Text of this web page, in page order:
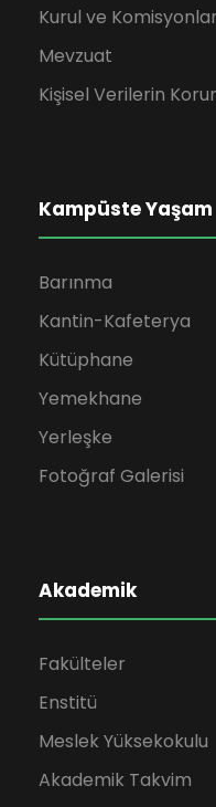
Kurul ve Komisyonlar
Mevzuat
Kişisel Verilerin
Kampüste Yaşam
Barınma
Kantin-Kafeterya
Kütüphane
Yemekhane
Yerleşke
Fotoğraf Galerisi
Akademik
Fakülteler
Enstitü
Meslek Yüksekokulu
Akademik Takvim